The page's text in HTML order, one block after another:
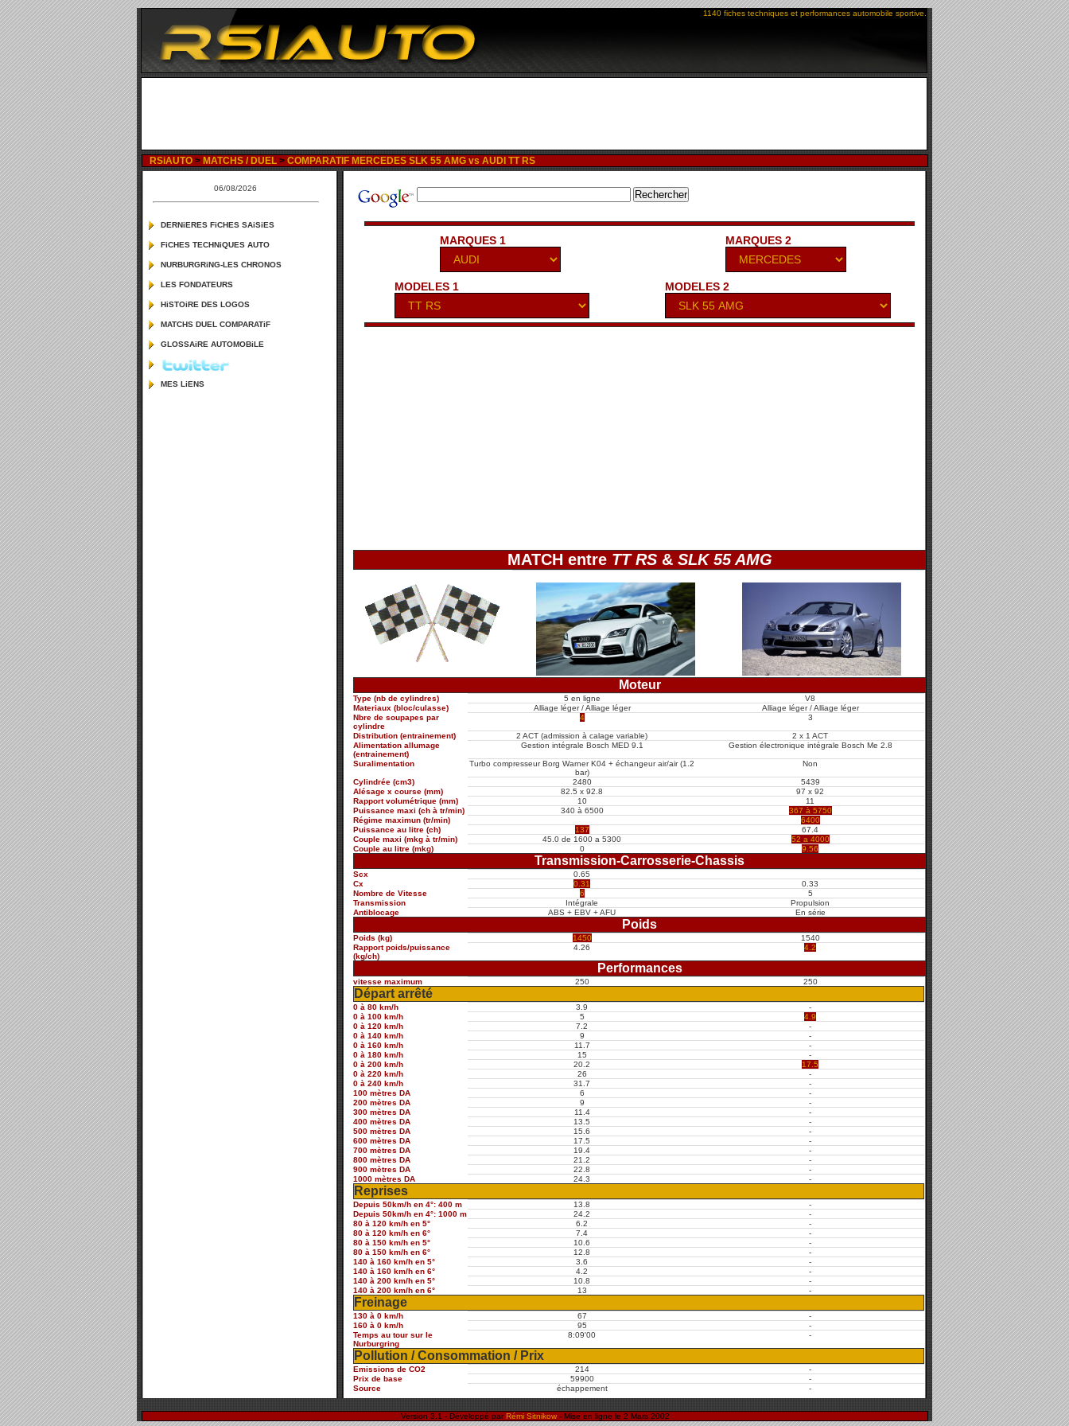
1140 fiches techniques et performances automobile sportive.
RSiAUTO > MATCHS / DUEL > COMPARATIF MERCEDES SLK 55 AMG vs AUDI TT RS
MARQUES 1 MARQUES 2
MODELES 1 MODELES 2
MATCH entre TT RS& SLK 55 AMG
Moteur
Type (nb de cylindres) 5 en ligne
V8
Materiaux (bloc/culasse)
Alliage léger / Alliage léger
Alliage léger / Alliage léger
Nbre de soupapes par
cylindre
4 3
Distribution (entrainement) 2 ACT (admission à calage variable)
2 x 1 ACT
Alimentation allumage
(entrainement)
Gestion intégrale Bosch MED 9.1 Gestion électronique intégrale Bosch Me 2.8
Suralimentation
Turbo compresseur Borg Warner K04 + échangeur air/air (1.2
bar)
Non
Cylindrée (cm3) 2480
5439
Alésage x course (mm)
82.5 x 92.8
97 x 92
Rapport volumétrique (mm)
10
11
Puissance maxi (ch à tr/min)
340 à 6500
367 à 5750
Régime maximun (tr/min)
6400
Puissance au litre (ch)
137
67.4
Couple maxi (mkg à tr/min)
45.0 de 1600 a 5300
52 a 4000
Couple au litre (mkg)
0 9.56
Transmission-Carrosserie-Chassis
Scx
0.65
Cx
0.31
0.33
Nombre de Vitesse
6
5
Transmission
Intégrale
Propulsion
Antiblocage
ABS + EBV + AFU En série
Poids
Poids (kg) 1450
1540
Rapport poids/puissance
(kg/ch)
4.26 4.2
Performances
vitesse maximum 250 250
Départ arrêté
0 à 80 km/h 3.9
-
0 à 100 km/h
5
4.9
0 à 120 km/h
7.2
-
0 à 140 km/h
9
-
0 à 160 km/h
11.7
-
0 à 180 km/h
15
-
0 à 200 km/h
20.2
17.5
0 à 220 km/h
26
-
0 à 240 km/h
31.7
-
100 mètres DA
6
-
200 mètres DA
9
-
300 mètres DA
11.4
-
400 mètres DA
13.5
-
500 mètres DA
15.6
-
600 mètres DA
17.5
-
700 mètres DA
19.4
-
800 mètres DA
21.2
-
900 mètres DA
22.8
-
1000 mètres DA
24.3 -
Reprises
Depuis 50km/h en 4°: 400 m 13.8
-
Depuis 50km/h en 4°: 1000 m
24.2
-
80 à 120 km/h en 5°
6.2
-
80 à 120 km/h en 6°
7.4
-
80 à 150 km/h en 5°
10.6
-
80 à 150 km/h en 6°
12.8
-
140 à 160 km/h en 5°
3.6
-
140 à 160 km/h en 6°
4.2
-
140 à 200 km/h en 5°
10.8
-
140 à 200 km/h en 6°
13 -
Freinage
130 à 0 km/h 67
-
160 à 0 km/h
95
-
Temps au tour sur le
Nurburgring
8:09'00 -
Pollution / Consommation / Prix
Emissions de CO2 214
-
Prix de base
59900
-
Source
échappement -
06/08/2026
DERNiERES FiCHES SAiSiES
FiCHES TECHNiQUES AUTO
NURBURGRiNG-LES CHRONOS
LES FONDATEURS
HiSTOiRE DES LOGOS
MATCHS DUEL COMPARATiF
GLOSSAiRE AUTOMOBiLE
MES LiENS
Version 3.1 - Développé par Rémi Sitnikow- Mise en ligne le 2 Mars 2002